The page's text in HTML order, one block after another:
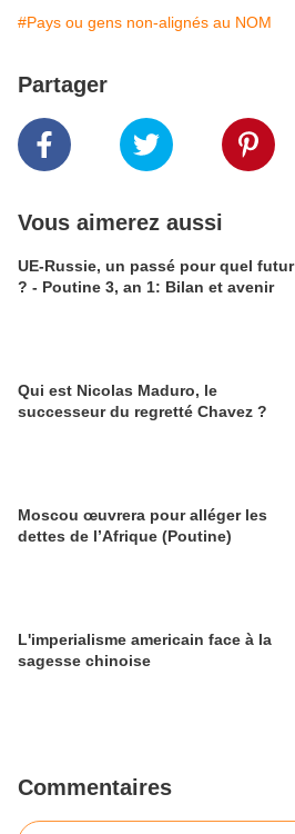
#Pays ou gens non-alignés au NOM
Partager
Vous aimerez aussi
UE-Russie, un passé pour quel futur
? - Poutine 3, an 1: Bilan et avenir
Qui est Nicolas Maduro, le
successeur du regretté Chavez ?
Moscou œuvrera pour alléger les
dettes de l’Afrique (Poutine)
L'imperialisme americain face à la
sagesse chinoise
Commentaires